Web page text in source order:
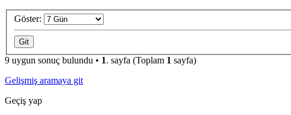
Göster:
9 uygun sonuç bulundu • 1. sayfa (Toplam 1 sayfa)
Gelişmiş aramaya git
Geçiş yap